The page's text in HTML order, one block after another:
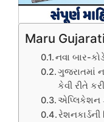
Maru Gujarati
નવા બાર-
ગુજરાતમાં
કેવી રીતે
એપ્લિકેશન